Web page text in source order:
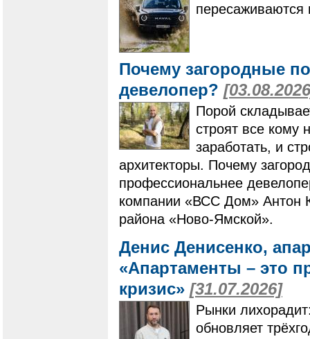
пересаживаются
Почему загородные
девелопер?
Порой
строят все
заработать, и
архитекторы. Почему
профессиональнее
компании «ВСС Дом» Антон
района «Ново-Ямской».
Денис Денисенко,
«Апартаменты – это
кризис» [31.07.2026]
Рынки
обновляет